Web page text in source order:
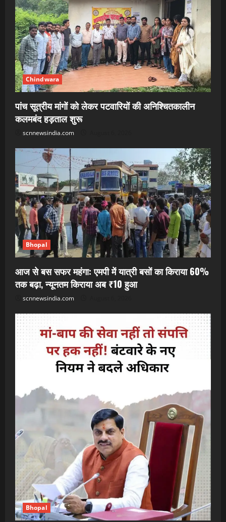
Chindwara
पांच सूत्रीय मांगों को लेकर पटवारियों की अनिश्चितकालीन
कलमबंद हड़ताल शुरू
scnnewsindia.com
Bhopal
आज से बस सफर महंगा: एमपी में यात्री बसों का किराया 60%
तक बढ़ा, न्यूनतम किराया अब ₹10 हुआ
scnnewsindia.com
Bhopal